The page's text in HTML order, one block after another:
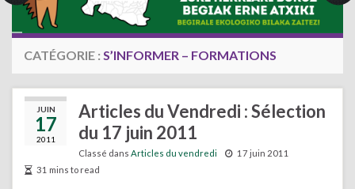
CATÉGORIE : S’INFORMER – FORMATIONS
JUIN
17
2011
Articles du Vendredi : Sélection
du 17 juin 2011
Classé dans Articles du vendredi
17 juin 2011
31 mins to read